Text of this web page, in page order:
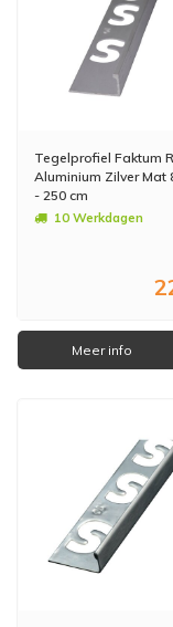
Tegelprofiel Faktum
Aluminium Zilver Mat
- 250 cm
10 Werkdagen
Meer info